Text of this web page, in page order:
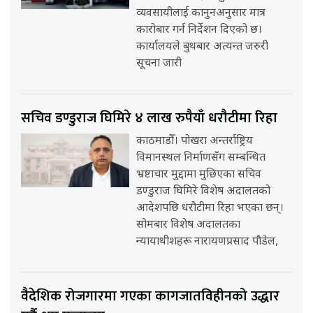
व्यवसायीलाई कानुनअनुसार मात्र
कारोबार गर्न निर्देशन दिएको छ।
कार्यालयले बुधबार अत्यन्त जरुरी
सूचना जारी
सचिव डण्डुराज घिमिरे ४ लाख रुपैयाँ धरौटीमा रिहा
काठमाडौँ। पोखरा अन्तर्राष्ट्रिय
विमानस्थल निर्माणसँग सम्बन्धित
भ्रष्टाचार मुद्दामा मुछिएका सचिव
डण्डुराज घिमिरे विशेष अदालतको
आदेशपछि धरौटीमा रिहा भएका छन्।
सोमबार विशेष अदालतका
न्यायाधीशहरू नारायणप्रसाद पौडेल,
वैदेशिक रोजगारमा गएका कागजातविहीनको उद्धार